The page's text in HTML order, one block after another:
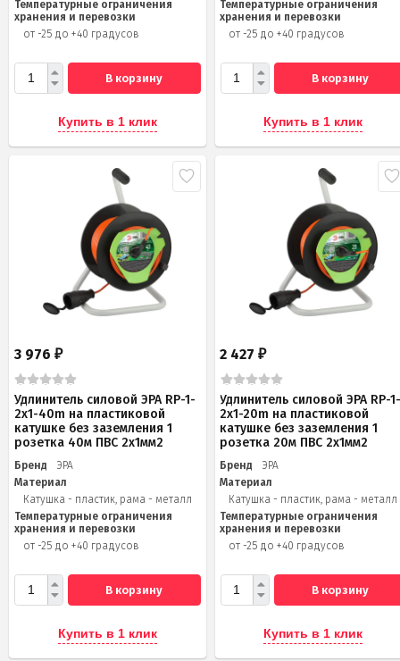
Температурные ограничения
хранения и перевозки
от -25 до +40 градусов
В корзину
Купить в 1 клик
Температурные ограничения
хранения и перевозки
от -25 до +40 градусов
В корзину
Купить в 1 клик
3 976 ₽
Удлинитель силовой ЭРА RP-1-
2x1-40m на пластиковой
катушке без заземления 1
розетка 40м ПВС 2x1мм2
Бренд
ЭРА
Материал
Катушка - пластик, рама - металл
Температурные ограничения
хранения и перевозки
от -25 до +40 градусов
В корзину
Купить в 1 клик
2 427₽
Удлинитель силовой ЭРА RP-
2x1-20m на пластиковой
катушке без заземления 1
розетка 20м ПВС 2х1мм2
Бренд
ЭРА
Материал
Катушка - пластик, рама - металл
Температурные ограничения
хранения и перевозки
от -25 до +40 градусов
В корзину
Купить в 1 клик